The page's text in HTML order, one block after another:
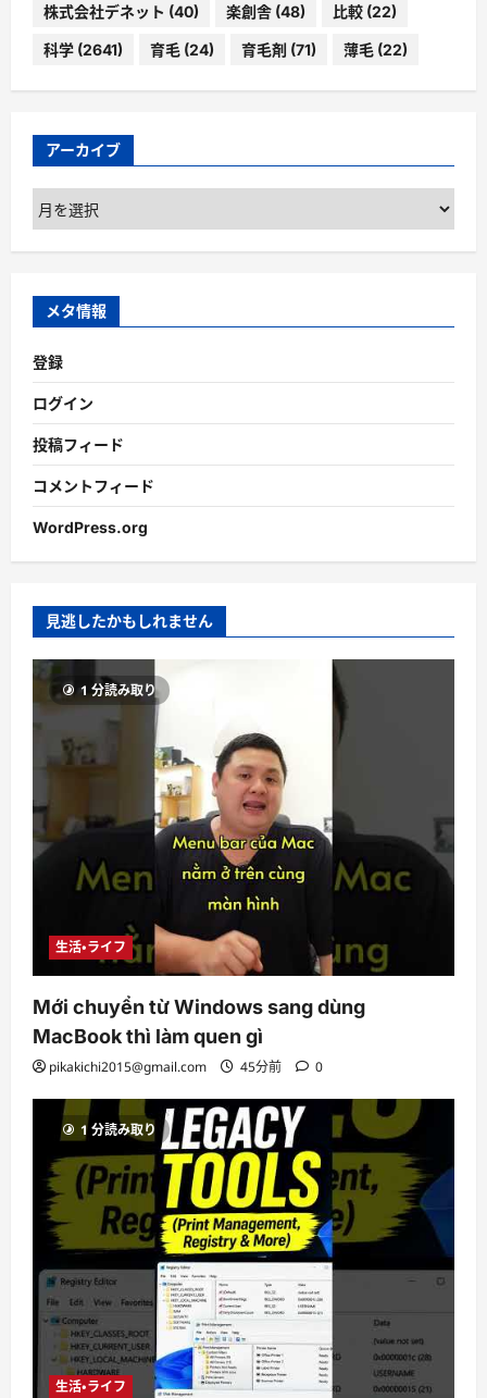
株式会社デネット (40) 楽創舎 (48) 比較 (22)
科学 (2641) 育毛 (24) 育毛剤 (71) 薄毛 (22)
アーカイブ
ア
ー
カ
ブ
メタ情報
登録
ログイン
投稿フィード
コメントフィード
WordPress.org
見逃したかもしれません
1 分読み取り
生活・ライフ
Mới chuyển từ Windows sang dùng
MacBook thì làm quen gì
pikakichi2015@gmail.com 45分前 0
1 分読み取り
生活・ライフ